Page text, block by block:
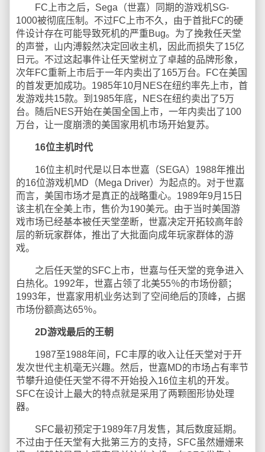
FC上市之后，Sega（世嘉）同期的游戏机SG-
1000被彻底压制。不过FC上市不久，由于首批FC的硬
件设计存在可能导致死机的严重Bug。为了挽救任天堂
的声誉，山内溥毅然决定回收主机，因此而损失了15亿
日元。不过这起事件让任天堂树立了卓越的品牌形象，
次年FC重新上市后于一年内卖出了165万台。FC在美国
的首发更加成功。1985年10月NES在纽约率先上市，首
发游戏共15款。到1985年底，NES在纽约卖出了5万
台。随后NES开始在美国全国上市，一年内卖出了100
万台，让一度崩溃的美国家用机市场开始复苏。
16位主机时代
16位主机时代是以日本世嘉（SEGA）1988年推出
的16位游戏机MD（Mega Driver）为起点的。对于世嘉
而言，美国市场才是真正的战略重心。1989年9月15日
该主机在全美上市，售价为190美元。由于当时美国游
戏市场已经基本被任天堂垄断，世嘉决定开拓较高年龄
层的新玩家群体，推出了大批面向成年玩家群体的游
戏。
之后任天堂的SFC上市，世嘉与任天堂的竞争进入
白热化。1992年，世嘉占领了北美55％的市场份额；
1993年，世嘉家用机业务达到了空间绝后的顶峰，占据
市场份额高达65％。
2D游戏最后的王朝
1987至1988年间，FC丰厚的收入让任天堂对于开
发次世代主机毫无兴趣。然后，世嘉MD的市场占有率节
节攀升迫使任天堂不得不开始投入16位主机的开发。
SFC在设计上最大的特点就是采用了两颗图形协处理
器。
SFC最初预定于1989年7月发售，其后数度延期。
不过由于任天堂有大批第三方的支持，SFC虽然姗姗来